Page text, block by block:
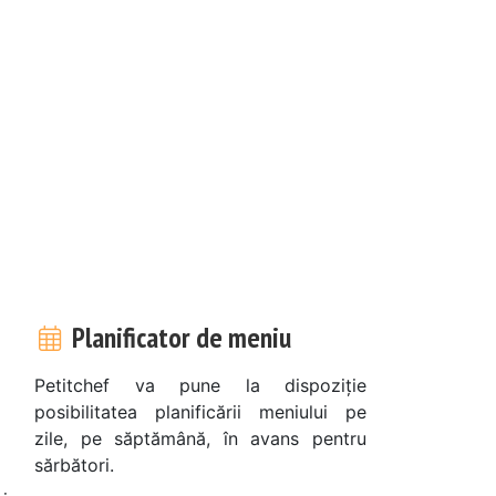
Planificator de meniu
Petitchef va pune la dispoziție
posibilitatea planificării meniului pe
zile, pe săptămână, în avans pentru
sărbători.